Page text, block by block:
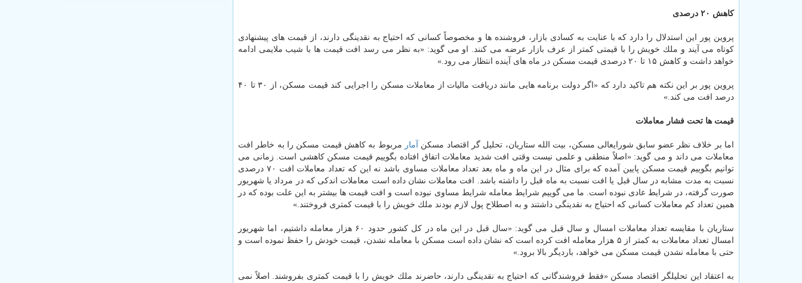
كاهش ۲۰ درصدی
پروین پور این استدلال را دارد كه با عنایت به كسادی بازار، فروشنده ها و مخصوصاً كسانی كه احتیاج به نقدینگی دارند، از قیمت های پیشنهادی
كوتاه می آیند و ملك خویش را با قیمتی كمتر از عرف بازار عرضه می كنند. او می گوید: «به نظر می رسد افت قیمت ها با شیب ملایمی ادامه
خواهد داشت و كاهش ۱۵ تا ۲۰ درصدی قیمت مسكن در ماه های آینده انتظار می رود.»
پروین پور بر این نكته هم تاكید دارد كه «اگر دولت برنامه هایی مانند دریافت مالیات از معاملات مسكن را اجرایی كند قیمت مسكن، از ۳۰ تا ۴۰
درصد افت می كند.»
قیمت ها تحت فشار معاملات
اما بر خلاف نظر عضو سابق شورایعالی مسكن، بیت الله ستاریان، تحلیل گر اقتصاد مسكن آمار مربوط به كاهش قیمت مسكن را به خاطر افت
معاملات می داند و می گوید: «اصلاً منطقی و علمی نیست وقتی افت شدید معاملات اتفاق افتاده بگوییم قیمت مسكن كاهشی است. زمانی می
توانیم بگوییم قیمت مسكن پایین آمده كه برای مثال در این ماه و ماه بعد تعداد معاملات مساوی باشد نه این كه تعداد معاملات افت ۷۰ درصدی
نسبت به مدت مشابه در سال قبل یا افت نسبت به ماه قبل را داشته باشد. افت معاملات نشان داده است معاملات اندكی كه در مرداد یا شهریور
صورت گرفته، در شرایط عادی نبوده است. ما می گوییم شرایط معامله شرایط مساوی نبوده است و افت قیمت ها بیشتر به این علت بوده كه در
همین تعداد كم معاملات كسانی كه احتیاج به نقدینگی داشتند و به اصطلاح پول لازم بودند ملك خویش را با قیمت كمتری فروختند.»
ستاریان با مقایسه تعداد معاملات امسال و سال قبل می گوید: «سال قبل در این ماه در كل كشور حدود ۶۰ هزار معامله داشتیم، اما شهریور
امسال تعداد معاملات به كمتر از ۵ هزار معامله افت كرده است كه نشان داده است مسكن با معامله نشدن، قیمت خودش را حفظ نموده است و
حتی با معامله نشدن قیمت مسكن می خواهد، باردیگر بالا برود.»
به اعتقاد این تحلیلگر اقتصاد مسكن «فقط فروشندگانی كه احتیاج به نقدینگی دارند، حاضرند ملك خویش را با قیمت كمتری بفروشند. اصلاً نمی